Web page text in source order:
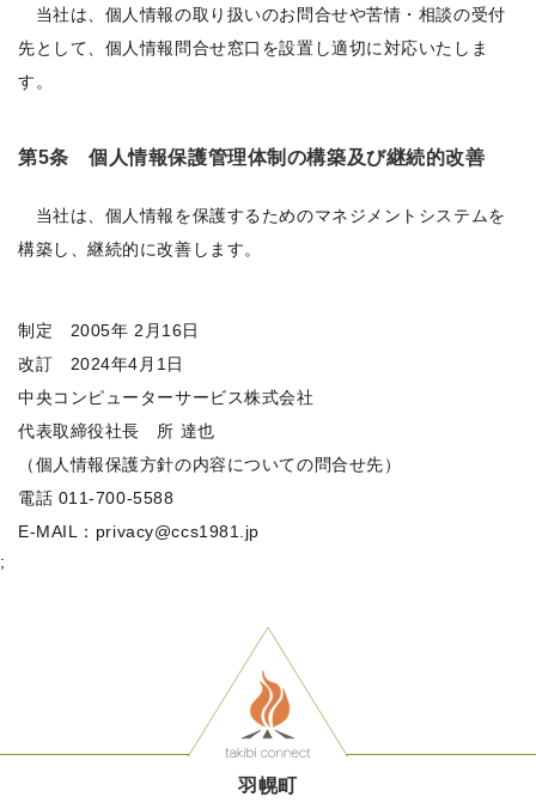
当社は、個人情報の取り扱いのお問合せや苦情・相談の受付
先として、個人情報問合せ窓口を設置し適切に対応いたしま
す。
第5条 個人情報保護管理体制の構築及び継続的改善
当社は、個人情報を保護するためのマネジメントシステムを
構築し、継続的に改善します。
制定 2005年 2月16日
改訂 2024年4月1日
中央コンピューターサービス株式会社
代表取締役社長 所 達也
（個人情報保護方針の内容についての問合せ先）
電話 011-700-5588
E-MAIL：privacy@ccs1981.jp
;
羽幌町